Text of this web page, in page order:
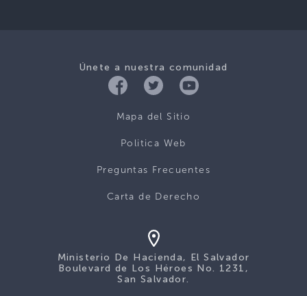
Únete a nuestra comunidad
Mapa del Sitio
Politica Web
Preguntas Frecuentes
Carta de Derecho
Ministerio De Hacienda, El Salvador
Boulevard de Los Héroes No. 1231,
San Salvador.